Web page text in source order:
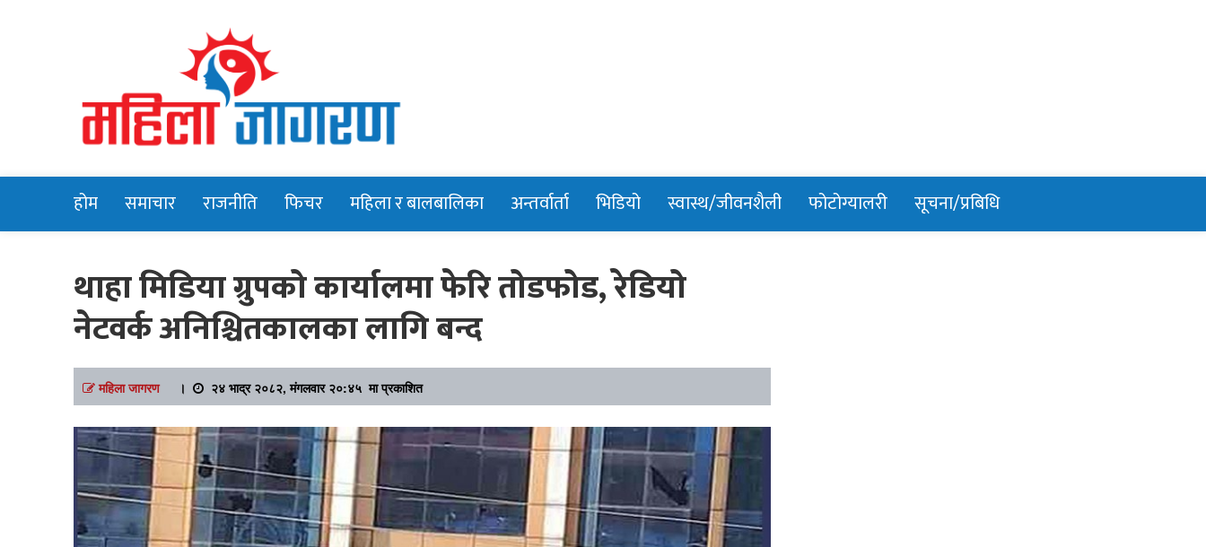
Mahilajagaran
होम समाचार राजनीति फिचर महिला र बालबालिका अन्तर्वार्ता भिडियो स्वास्थ/जीवनशैली फोटोग्यालरी सूचना/प्रबिधि
थाहा मिडिया ग्रुपको कार्यालमा फेरि तोडफोड, रेडियो
नेटवर्क अनिश्चितकालका लागि बन्द
महिला जागरण। २४ भाद्र २०८२, मंगलवार २०:४५ मा प्रकाशित